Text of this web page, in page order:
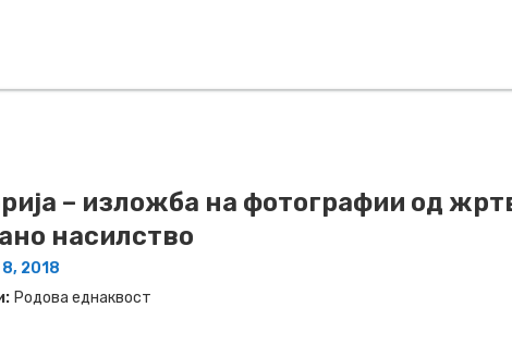
– изложба на фотографии од
насилство
2018
Родова еднаквост